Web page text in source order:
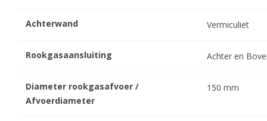
Achterwand Vermiculiet
Rookgasaansluiting Achter en
Diameter rookgasafvoer /
Afvoerdiameter
150 mm